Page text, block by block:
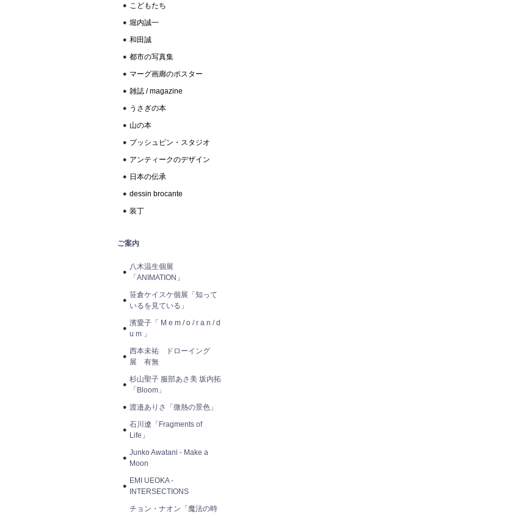
こどもたち
堀内誠一
和田誠
都市の写真集
マーグ画廊のポスター
雑誌 / magazine
うさぎの本
山の本
プッシュピン・スタジオ
アンティークのデザイン
日本の伝承
dessin brocante
装丁
ご案内
八木温生個展
「ANIMATION」
笹倉ケイスケ個展「知って
いるを見ている」
濱愛子「 M e m / o / r a n / d
u m 」
西本未祐 ドローイング
展 有無
杉山聖子 服部あさ美 坂内拓
「Bloom」
渡邉ありさ「微熱の景色」
石川遼「Fragments of
Life」
Junko Awatani - Make a
Moon
EMI UEOKA -
INTERSECTIONS
チョン・ナオン「魔法の時